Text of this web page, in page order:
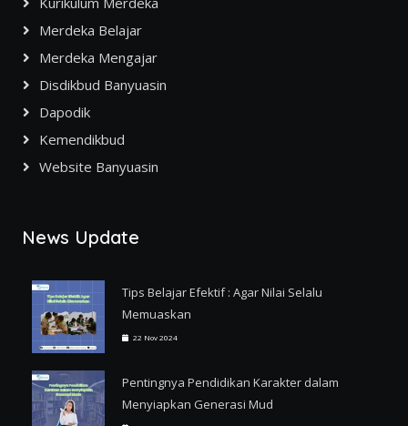
Merdeka Belajar
Merdeka Mengajar
Disdikbud Banyuasin
Dapodik
Kemendikbud
Website Banyuasin
News Update
Tips Belajar Efektif : Agar Nilai Selalu
Memuaskan
22 Nov 2024
Pentingnya Pendidikan Karakter dalam
Menyiapkan Generasi Mud